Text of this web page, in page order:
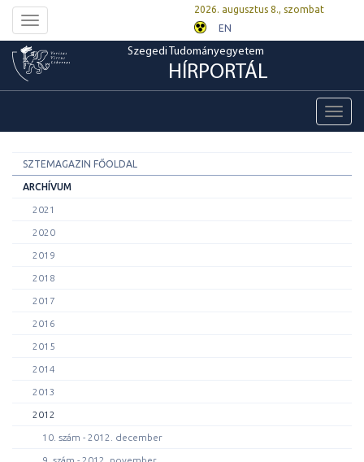
Toggle
navigation
2026. augusztus 8., szombat
EN
Szegedi Tudományegyetem
HÍRPORTÁL
SZTEMAGAZIN FŐOLDAL
ARCHÍVUM
2021
2020
2019
2018
2017
2016
2015
2014
2013
2012
10. szám - 2012. december